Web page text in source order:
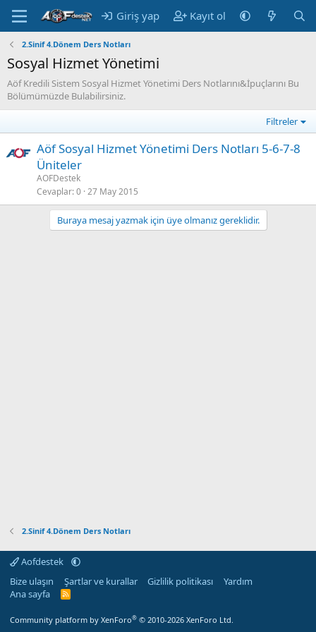
Giriş yap Kayıt ol
2.Sinif 4.Dönem Ders Notları
Sosyal Hizmet Yönetimi
Aöf Kredili Sistem Sosyal Hizmet Yönetimi Ders Notlarını&İpuçlarını Bu
Bölümümüzde Bulabilirsiniz.
Filtreler
Aöf Sosyal Hizmet Yönetimi Ders Notları 5-6-7-8
Üniteler
AOFDestek
Cevaplar 0 27 May 2015
Buraya mesaj yazmak için üye olmanız gereklidir.
2.Sinif 4.Dönem Ders Notları
Aofdestek
Bize ulaşın
Şartlar ve kurallar Gizlilik politikası
Yardım
Ana sayfa
R
Community platform by XenForo® © 2010-2026 XenForo Ltd.